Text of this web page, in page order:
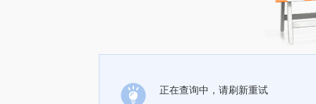
正在查询中，请刷新重试